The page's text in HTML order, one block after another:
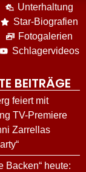
Unterhaltung
Star-Biografien
Fotogalerien
Schlagervideos
BEITRÄGE
feiert mit
TV-Premiere
Zarrellas
Backen“ heute: